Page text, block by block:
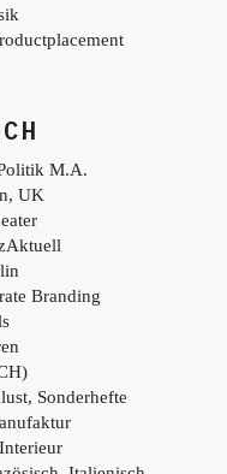
M.A.
UK
Branding
Sonderhefte